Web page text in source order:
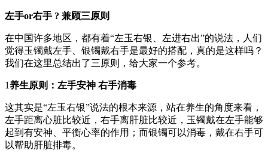
左手or右手 ? 兼顾三原则
在中国许多地区，都有着“左玉右银、左进右出”的说法，人们
觉得玉镯戴左手、银镯戴右手是最好的搭配，真的是这样吗？
我们在这里总结出了三原则，给大家一个参考。
1养生原则：左手安神 右手消毒
这其实是“左玉右银”说法的根本来源，站在养生的角度来看，
左手距离心脏比较近，右手离肝脏比较近，玉镯戴在左手能够
起到有安神、平衡心率的作用；而银镯可以消毒，戴在右手可
以帮助肝脏排毒。